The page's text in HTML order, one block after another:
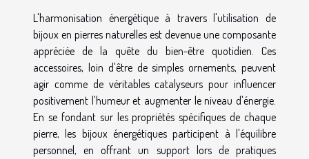
L'harmonisation énergétique à travers l'utilisation de
bijoux en pierres naturelles est devenue une composante
appréciée de la quête du bien-être quotidien. Ces
accessoires, loin d'être de simples ornements, peuvent
agir comme de véritables catalyseurs pour influencer
positivement l'humeur et augmenter le niveau d'énergie.
En se fondant sur les propriétés spécifiques de chaque
pierre, les bijoux énergétiques participent à l'équilibre
personnel, en offrant un support lors de pratiques